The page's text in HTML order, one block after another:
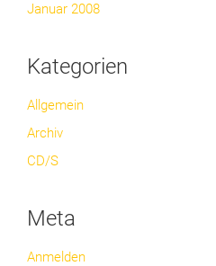
Januar 2008
Kategorien
Allgemein
Archiv
CD/S
Meta
Anmelden